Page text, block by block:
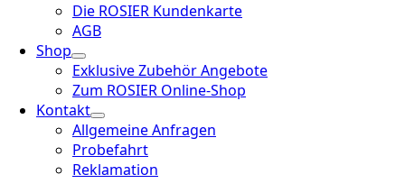
Die ROSIER Kundenkarte
AGB
Shop
Exklusive Zubehör Angebote
Zum ROSIER Online-Shop
Kontakt
Allgemeine Anfragen
Probefahrt
Reklamation